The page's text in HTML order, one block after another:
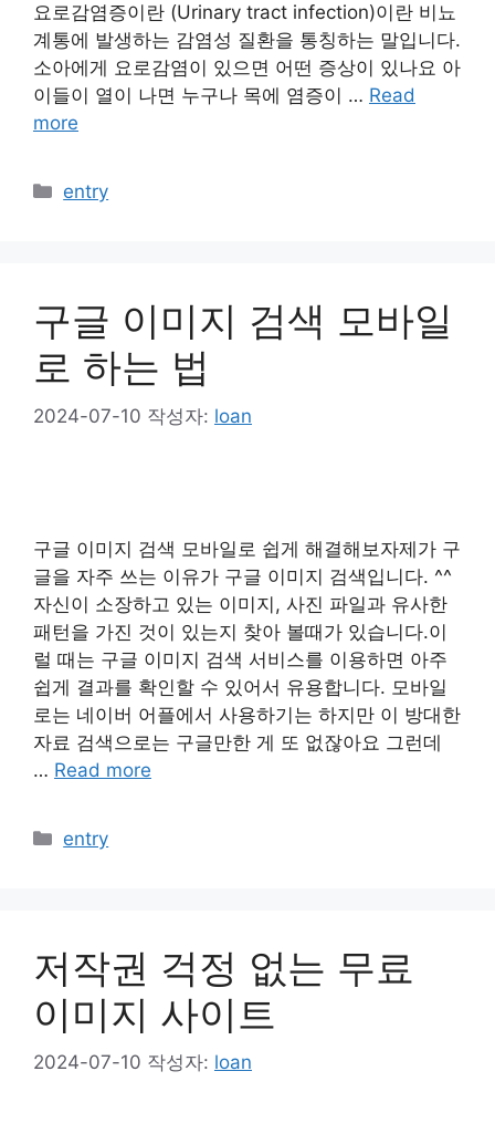
요로감염증이란 (Urinary tract infection)이란 비뇨
계통에 발생하는 감염성 질환을 통칭하는 말입니다.
소아에게 요로감염이 있으면 어떤 증상이 있나요 아
이들이 열이 나면 누구나 목에 염증이 … Read
more
카
entry
구글 이미지 검색 모바일
로 하는 법
2024-07-10 작성자: loan
구글 이미지 검색 모바일로 쉽게 해결해보자​제가 구
글을 자주 쓰는 이유가 구글 이미지 검색입니다. ^^
자신이 소장하고 있는 이미지, 사진 파일과 유사한
패턴을 가진 것이 있는지 찾아 볼때가 있습니다.이
럴 때는 구글 이미지 검색 서비스를 이용하면 아주
쉽게 결과를 확인할 수 있어서 유용합니다. 모바일
로는 네이버 어플에서 사용하기는 하지만 이 방대한
자료 검색으로는 구글만한 게 또 없잖아요 그런데
… Read more
카
entry
저작권 걱정 없는 무료
이미지 사이트
2024-07-10 작성자: loan